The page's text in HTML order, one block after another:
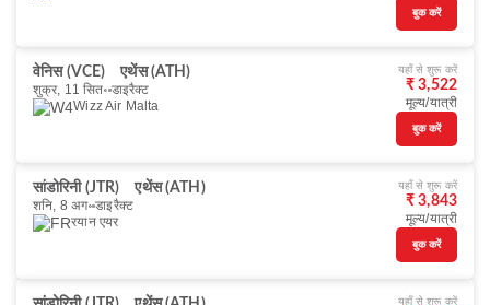
बुक करें
वेनिस (VCE)
एथेंस (ATH)
शुक्र, 11 सित॰ डाइरैक्ट
Wizz Air Malta
यहाँ से शुरू करें
₹ 3,522
मूल्य/यात्री
बुक करें
सांडोरिनी (JTR)
एथेंस (ATH)
शनि, 8 अग॰ डाइरैक्ट
रयान एयर
यहाँ से शुरू करें
₹ 3,843
मूल्य/यात्री
बुक करें
यहाँ से शुरू करें